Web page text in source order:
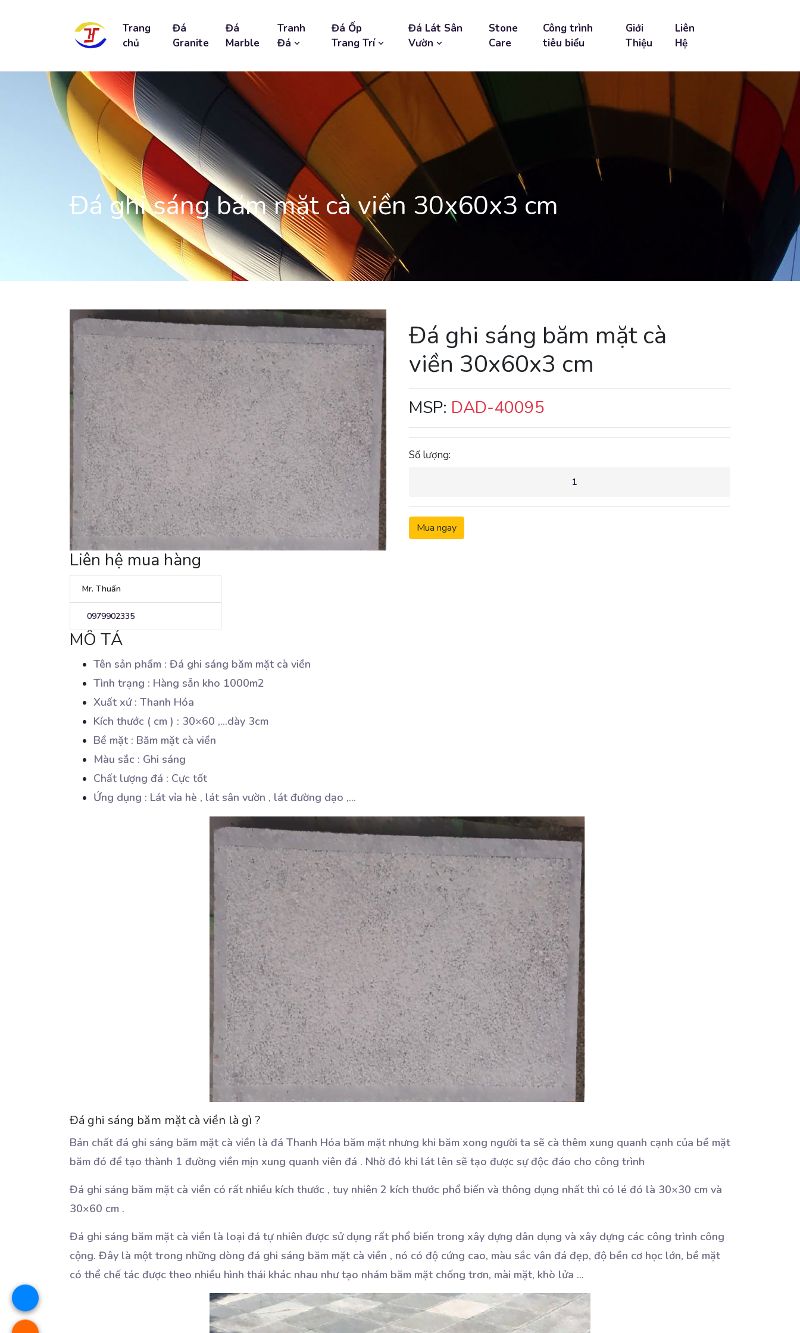
Trang
chủ
Đá
Granite
Đá
Marble
Tranh
Đá
Đá Ốp
Trang Trí
Đá Lát Sân
Vườn
Stone
Care
Công trình
tiêu biểu
Giới
Thiệu
Liên
Hệ
Đá ghi sáng băm mặt cà viền 30x60x3 cm
Đá ghi sáng băm mặt cà
viền 30x60x3 cm
MSP: DAD-40095
Số lượng:
Mua ngay
Liên hệ mua hàng
Mr. Thuấn
0979902335
MÔ TẢ
Tên sản phẩm : Đá ghi sáng băm mặt cà viền
Tình trạng : Hàng sẵn kho 1000m2
Xuất xứ : Thanh Hóa
Kích thước ( cm ) : 30×60 ,…dày 3cm
Bề mặt : Băm mặt cà viền
Màu sắc : Ghi sáng
Chất lượng đá : Cực tốt
Ứng dụng : Lát vỉa hè , lát sân vườn , lát đường dạo ,…
Đá ghi sáng băm mặt cà viền là gì ?
Bản chất đá ghi sáng băm mặt cà viền là đá Thanh Hóa băm mặt nhưng khi băm xong người ta sẽ cà thêm xung quanh cạnh của bề mặt
băm đó để tạo thành 1 đường viền mịn xung quanh viên đá . Nhờ đó khi lát lên sẽ tạo được sự độc đáo cho công trình
Đá ghi sáng băm mặt cà viền có rất nhiều kích thước , tuy nhiên 2 kích thước phổ biến và thông dụng nhất thì có lé đó là 30×30 cm và
30×60 cm .
Đá ghi sáng băm mặt cà viền là loại đá tự nhiên được sử dụng rất phổ biến trong xây dựng dân dụng và xây dựng các công trình công
cộng. Đây là một trong những dòng đá ghi sáng băm mặt cà viền , nó có độ cứng cao, màu sắc vân đá đẹp, độ bền cơ học lớn, bề mặt
có thể chế tác được theo nhiều hình thái khác nhau như tạo nhám băm mặt chống trơn, mài mặt, khò lửa …